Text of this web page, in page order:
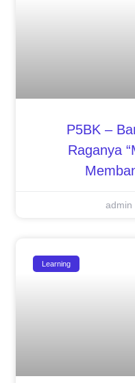
P5BK –
Raganya
admin
Learning